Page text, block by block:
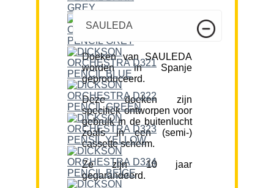
SAULEDA
Doeken van SAULEDA
worden in Spanje
geproduceerd.
Deze doeken zijn
specifiek ontworpen voor
gebruik in de buitenlucht
zoals in een (semi-)
cassette scherm.
Ze zijn 10 jaar
gegarandeerd.